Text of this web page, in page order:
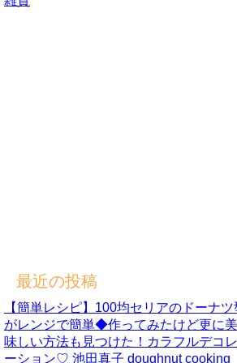
最近の投稿
【簡単レシピ】100均セリアのドーナツ
がレンジで簡単◆作ってみたけど更に美
味しい方法も見つけた！カラフルデコレ
ーション♡ 池田真子 doughnut cooking